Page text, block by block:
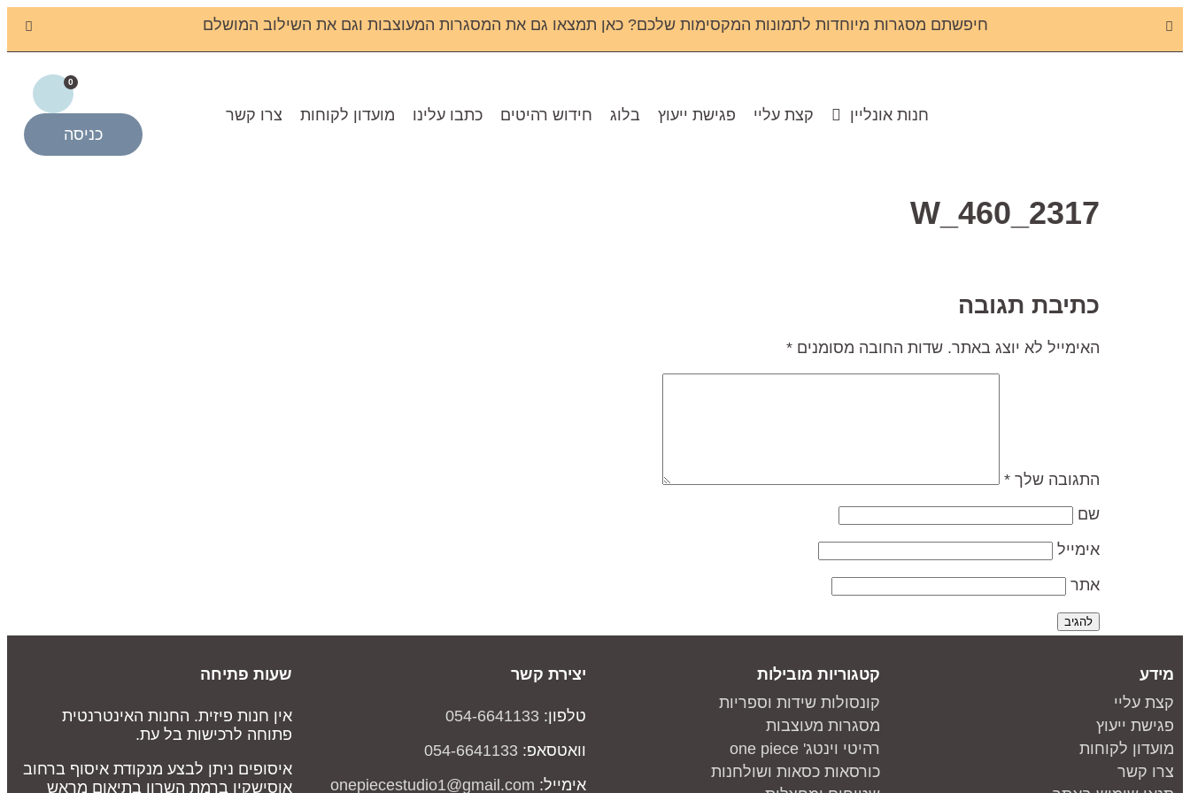
חיפשתם מסגרות מיוחדות לתמונות המקסימות שלכם? כאן תמצאו גם את המסגרות המעוצבות וגם את השילוב המושלם
חנות אונליין קצת עליי פגישת ייעוץ בלוג חידוש רהיטים כתבו עלינו מועדון לקוחות צרו קשר
0
כניסה
W_460_2317
כתיבת תגובה
האימייל לא יוצג באתר. שדות החובה מסומנים *
התגובה שלך *
שם
אימייל
אתר
מידע
קצת עליי
פגישת ייעוץ
מועדון לקוחות
צרו קשר
קטגוריות מובילות
קונסולות שידות וספריות
מסגרות מעוצבות
רהיטי וינטג' one piece
כורסאות כסאות ושולחנות
יצירת קשר
טלפון: 054-6641133
וואטסאפ: 054-6641133
אימייל: onepiecestudio1@gmail.com
שעות פתיחה
אין חנות פיזית. החנות האינטרנטית
פתוחה לרכישות בל עת.
איסופים ניתן לבצע מנקודת איסוף ברחוב
אוסישקין ברמת השרון בתיאום מראש